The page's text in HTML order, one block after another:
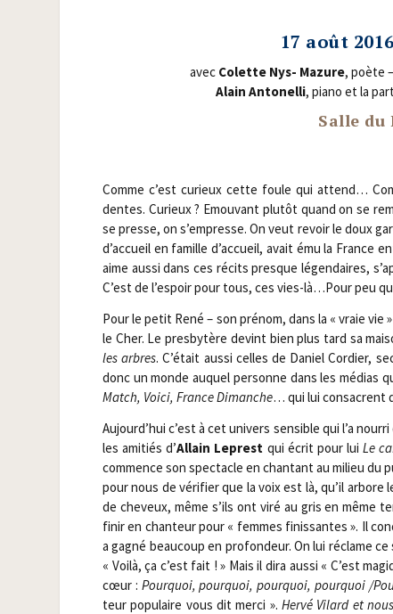
17 août
avec Colette Nys- Mazure, poète –
Alain Anto­nel­li, pia­no et la
Salle du
Comme c’est curieux cette foule qui attend…
dentes. Curieux ? Emou­vant plu­tôt quand on se
se presse, on s’empresse. On veut revoir le doux
d’accueil en famille d’accueil, avait ému la France
aime aus­si dans ces récits presque légen­daires,
C’est de l’espoir pour tous, ces vies-là…Pour peu
Pour le petit René – son pré­nom, dans la « vraie
le Cher. Le pres­by­tère devint bien plus tard sa
les arbres. C’était aus­si celles de Daniel Cor­dier,
donc un monde auquel per­sonne dans les médias
Match, Voi­ci, France Dimanche… qui lui consacrent
Aujourd’hui c’est à cet uni­vers sen­sible qui l’a
les ami­tiés d’Allain Leprest qui écrit pour luiLe
com­mence son spec­tacle en chan­tant au milieu du
pour nous de véri­fier que la voix est là, qu’il
de che­veux, même s’ils ont viré au gris en même
finir en chan­teur pour « femmes finis­santes ». Il
a gagné beau­coup en pro­fon­deur. On lui réclame
« Voi­là, ça c’est fait ! » Mais il dira aus­si « C’est
cœur : Pour­quoi, pour­quoi, pour­quoi, pour­quoi /​
teur popu­laire vous dit mer­ci ».Her­vé Vilard et